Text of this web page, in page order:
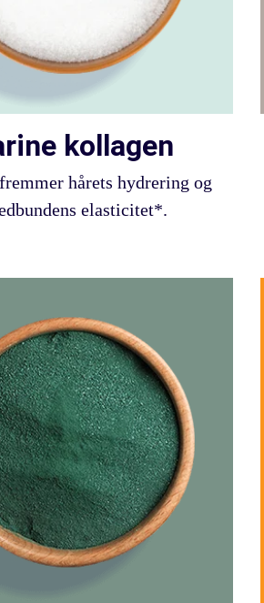
kollagen
hårets hydrering og
elasticitet*.